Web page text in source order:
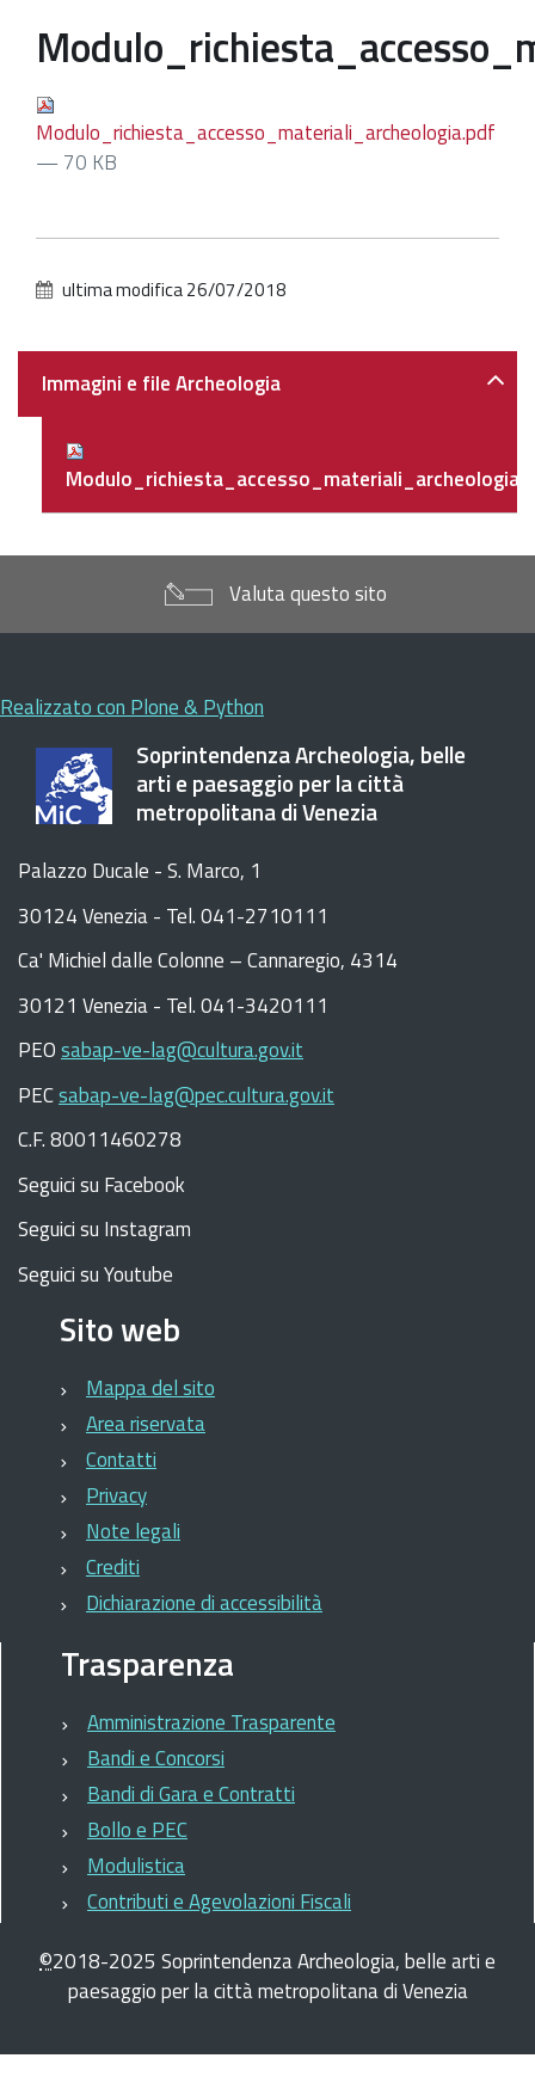
Patrimonio Storico-Artistico
Ufficio Tutela
Modulo_richiesta_accesso_materiali_archeologia.pdf
— 70 KB
ultima modifica26/07/2018
Navigazione
Immagini e file Archeologia
Valuta questo sito
Realizzato con Plone & Python
Soprintendenza Archeologia, belle
arti e paesaggio per la città
metropolitana di Venezia
Palazzo Ducale - S. Marco, 1
30124 Venezia - Tel. 041-2710111
Ca' Michiel dalle Colonne – Cannaregio, 4314
30121 Venezia - Tel. 041-3420111
PEOsabap-ve-lag@cultura.gov.it
PECsabap-ve-lag@pec.cultura.gov.it
C.F. 80011460278
Seguici su Facebook
Seguici su Instagram
Seguici su Youtube
Sito web
Mappa del sito
Area riservata
Contatti
Privacy
Note legali
Crediti
Dichiarazione di accessibilità
Trasparenza
Amministrazione Trasparente
Bandi e Concorsi
Bandi di Gara e Contratti
Bollo e PEC
Modulistica
Contributi e Agevolazioni Fiscali
©2018-2025 Soprintendenza Archeologia, belle arti e
paesaggio per la città metropolitana di Venezia